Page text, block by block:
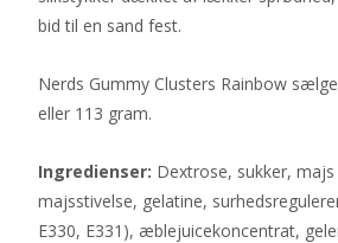
bid til en sand fest.
Nerds Gummy Clusters Rainbow
eller 113 gram.
Ingredienser: Dextrose, sukker,
majsstivelse, gelatine,
E330, E331), æblejuicekoncentrat,